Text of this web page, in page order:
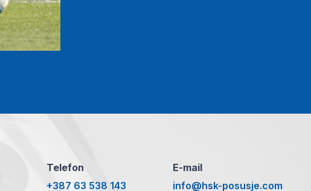
Telefon
+387 63 538 143
E-mail
info@hsk-posusje.com